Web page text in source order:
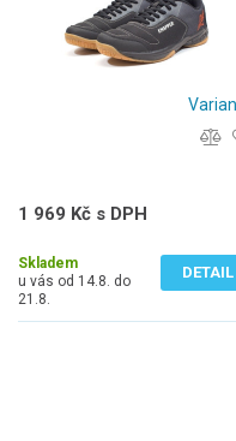
1 969 Kč s DPH
Skladem
u vás od 14.8. do
21.8.
DETAIL